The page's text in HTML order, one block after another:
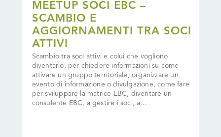
MEETUP SOCI EBC –
SCAMBIO E
AGGIORNAMENTI TRA SOCI
ATTIVI
Scambio tra soci attivi e colui che vogliono
diventarlo, per chiedere informazioni su come
attivare un gruppo territoriale, organizzare un
evento di informazione o divulgazione, come fare
per sviluppare la matrice EBC, diventare un
consulente EBC, a gestire i soci, a...